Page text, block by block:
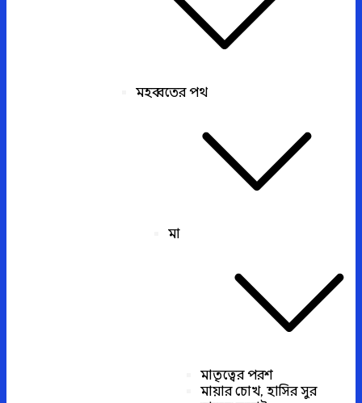
মহব্বতের পথ
মা
মাতৃত্বের পরশ
মায়ার চোখ, হাসির সুর